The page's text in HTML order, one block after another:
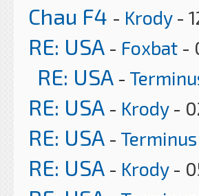
Chau F4 - Krody-
RE: USA - Foxbat -
RE: USA -
RE: USA - Krody-
RE: USA - Terminus
RE: USA - Krody-